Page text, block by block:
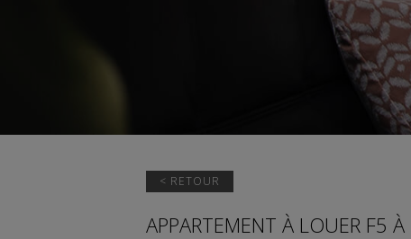
< RETOUR
APPARTEMENT À LOUER F5 À